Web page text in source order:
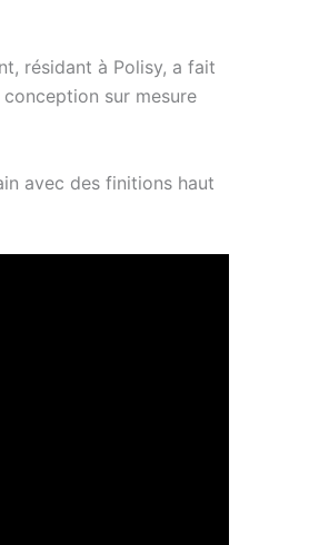
résidant à Polisy, a fait
sur mesure
avec des finitions haut